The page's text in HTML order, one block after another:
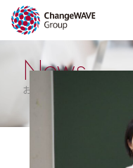
News
お知らせ